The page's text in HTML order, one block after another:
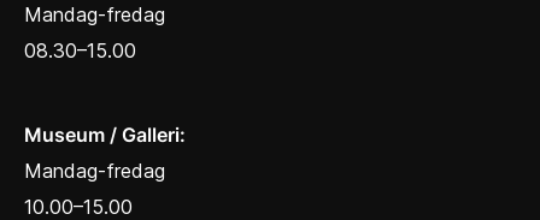
Mandag-fredag
08.30–15.00
Museum / Galleri:
Mandag-fredag
10.00–15.00